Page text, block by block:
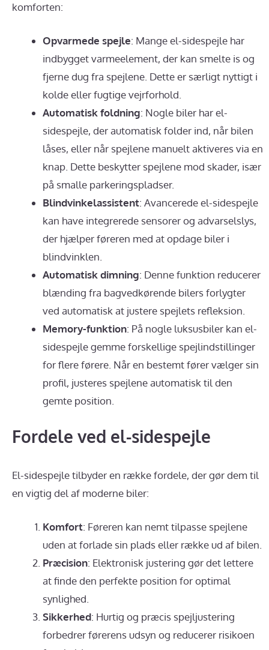
komforten:
Opvarmede spejle: Mange el-sidespejle har
indbygget varmeelement, der kan smelte is og
fjerne dug fra spejlene. Dette er særligt nyttigt i
kolde eller fugtige vejrforhold.
Automatisk foldning: Nogle biler har el-
sidespejle, der automatisk folder ind, når bilen
låses, eller når spejlene manuelt aktiveres via en
knap. Dette beskytter spejlene mod skader, især
på smalle parkeringspladser.
Blindvinkelassistent: Avancerede el-sidespejle
kan have integrerede sensorer og advarselslys,
der hjælper føreren med at opdage biler i
blindvinklen.
Automatisk dimning: Denne funktion reducerer
blænding fra bagvedkørende bilers forlygter
ved automatisk at justere spejlets refleksion.
Memory-funktion: På nogle luksusbiler kan el-
sidespejle gemme forskellige spejlindstillinger
for flere førere. Når en bestemt fører vælger sin
profil, justeres spejlene automatisk til den
gemte position.
Fordele ved el-sidespejle
El-sidespejle tilbyder en række fordele, der gør dem til
en vigtig del af moderne biler:
Komfort: Føreren kan nemt tilpasse spejlene
uden at forlade sin plads eller række ud af bilen.
Præcision: Elektronisk justering gør det lettere
at finde den perfekte position for optimal
synlighed.
Sikkerhed: Hurtig og præcis spejljustering
forbedrer førerens udsyn og reducerer risikoen